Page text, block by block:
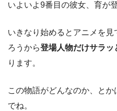
いよいよ9番目の彼女、育が
いきなり始めるとアニメを
ろうから登場人物だけサラッ
ります。
この物語がどんなのか、と
でね。